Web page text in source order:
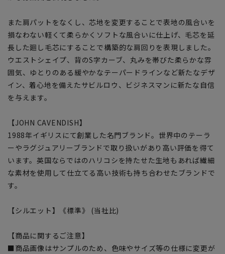
また肩パットをなくし、芯地を変更することで表地の風合いを
損なわない軽くて柔らかくソフトな風合いに仕上げ、毛芯を延
長した廻し毛芯にすることで構築的な肩回りを表現しました。
ウエストシェイプ、背のS字カーブ、丸みを帯びた柔らかな雰
囲気、ゆとりのある緩やかなテーパードラインなど新たなデザ
イン、着心地を備えたサビルロウ、ビジネスマンに新たな自信
を与えます。
【JOHN CAVENDISH】
1988年イギリスにて創業した名門ブランド。世界中のテーラ
ーやラグジュアリーブランドで取り扱いがあり高い評価を得て
います。英国ならではのハリコシを持たせた生地もあれば繊細
な素材を使用して仕立てる高い技術も持ち合わせたブランドで
す。
【シルエット】《標準》 (当社比)
【商品に関するご注意】
■商品画像はサンプルのため、色味やサイズ等の仕様に変更が